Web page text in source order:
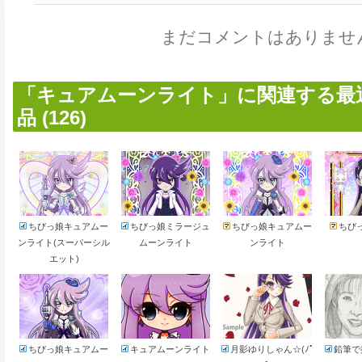
まだコメントはありませ
「キュアムーンライト」に関連する
品 (126)
ちびっ娘キュアムー
ンライト(スーパーシル
エット)
ちびっ娘ミラージュ
ムーンライト
ちびっ娘キュアムー
ンライト
ちび
ちびっ娘キュアムー
キュアムーンライト
月影ゆりしゃん☆(ﾉﾟ
鉛筆